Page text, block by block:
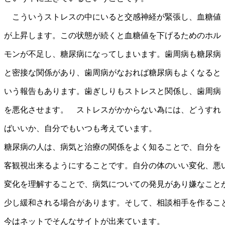
こういうストレスの中にいると交感神経が緊張し、血糖値
が上昇します。この状態が続くと血糖値を下げるためのホル
モンが不足し、糖尿病になってしまいます。歯周病も糖尿病
と密接な関係があり、歯周病がなおれば糖尿病もよくなると
いう報告もあります。歯ぎしりもストレスと関係し、歯周病
を悪化させます。 ストレスがかからない為には、どうすれ
ばいいか、自分でもいつも考えています。
糖尿病の人は、病気と治療の関係をよく知ることで、自分を
客観視出来るようにすることです。自分の体のいい変化、悪
変化を理解することで、病気についての発見があり嫌なこと
少し緩和される場合があります。そして、相談相手を作るこ
今はネットでそんなサイトが出来ています。